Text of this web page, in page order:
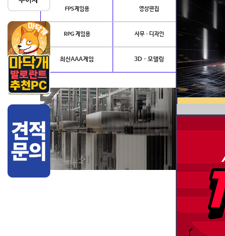
FPS게임용 영상편집
RPG 게임용 사무 · 디자인
최신AAA게임 3D · 모델링 NVIDIA